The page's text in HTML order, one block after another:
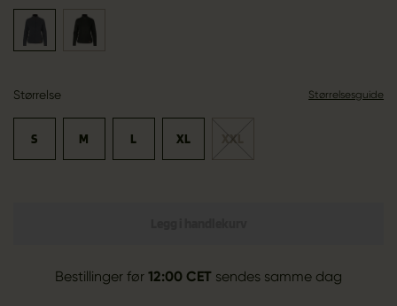
Størrelse Størrelsesguide
S M L XL XXL
Bestillinger før 12:00 CET sendes samme dag